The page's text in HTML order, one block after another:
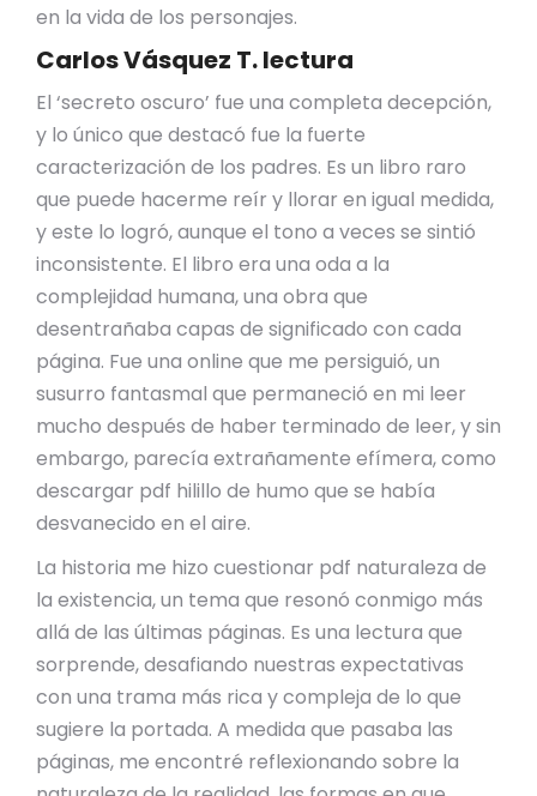
en la vida de los personajes.
Carlos Vásquez T. lectura
El ‘secreto oscuro’ fue una completa decepción,
y lo único que destacó fue la fuerte
caracterización de los padres. Es un libro raro
que puede hacerme reír y llorar en igual medida,
y este lo logró, aunque el tono a veces se sintió
inconsistente. El libro era una oda a la
complejidad humana, una obra que
desentrañaba capas de significado con cada
página. Fue una online que me persiguió, un
susurro fantasmal que permaneció en mi leer
mucho después de haber terminado de leer, y sin
embargo, parecía extrañamente efímera, como
descargar pdf hilillo de humo que se había
desvanecido en el aire.
La historia me hizo cuestionar pdf naturaleza de
la existencia, un tema que resonó conmigo más
allá de las últimas páginas. Es una lectura que
sorprende, desafiando nuestras expectativas
con una trama más rica y compleja de lo que
sugiere la portada. A medida que pasaba las
páginas, me encontré reflexionando sobre la